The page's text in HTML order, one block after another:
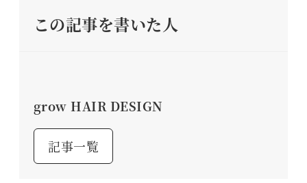
この記事を書いた人
grow HAIR DESIGN
記事一覧